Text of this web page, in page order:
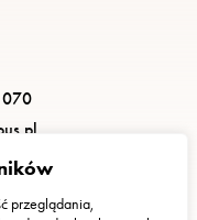
przeglądania,
POGKAS S.C.
355 Warszawa